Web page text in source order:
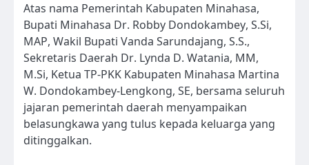
Atas nama Pemerintah Kabupaten Minahasa,
Bupati Minahasa Dr. Robby Dondokambey, S.Si,
MAP, Wakil Bupati Vanda Sarundajang, S.S.,
Sekretaris Daerah Dr. Lynda D. Watania, MM,
M.Si, Ketua TP-PKK Kabupaten Minahasa Martina
W. Dondokambey-Lengkong, SE, bersama seluruh
jajaran pemerintah daerah menyampaikan
belasungkawa yang tulus kepada keluarga yang
ditinggalkan.